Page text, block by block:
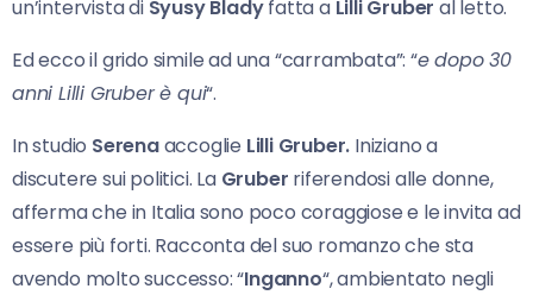
un’intervista di Syusy Bladyfatta a Lilli Gruber al letto.
Ed ecco il grido simile ad una “carrambata”: “e dopo 30
anni Lilli Gruber è qui“.
In studio Serenaaccoglie Lilli Gruber. Iniziano a
discutere sui politici. La Gruber riferendosi alle donne,
afferma che in Italia sono poco coraggiose e le invita ad
essere più forti. Racconta del suo romanzo che sta
avendo molto successo: “Inganno“, ambientato negli